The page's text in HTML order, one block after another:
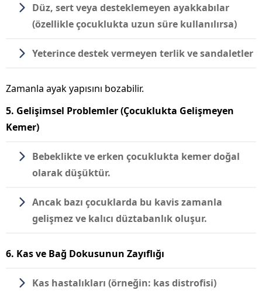
Düz, sert veya desteklemeyen ayakkabılar
(özellikle çocuklukta uzun süre kullanılırsa)
Yeterince destek vermeyen terlik ve sandaletler
Zamanla ayak yapısını bozabilir.
5. Gelişimsel Problemler (Çocuklukta Gelişmeyen
Kemer)
Bebeklikte ve erken çocuklukta kemer doğal
olarak düşüktür.
Ancak bazı çocuklarda bu kavis zamanla
gelişmez ve kalıcı düztabanlık oluşur.
6. Kas ve Bağ Dokusunun Zayıflığı
Kas hastalıkları (örneğin: kas distrofisi)